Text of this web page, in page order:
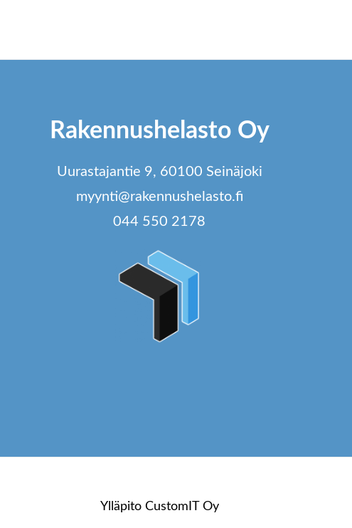
Voit
tuotteen
sivulla.
Rakennushelasto Oy
Uurastajantie 9, 60100 Seinäjoki
myynti@rakennushelasto.fi
044 550 2178
Ylläpito CustomIT Oy